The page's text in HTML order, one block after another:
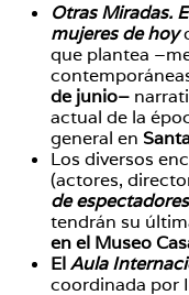
Otras Miradas.
mujeres de hoy
que plantea
de junio–
actual de la
general en
Los diversos
(actores,
de espectadores
tendrán su
en el Museo
ElAula
coordinada por